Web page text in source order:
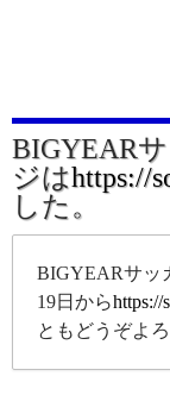
BIGYEAR
ジはhttps://
した。
BIGYEARサッ
19日からhttps://
ともどうぞよ